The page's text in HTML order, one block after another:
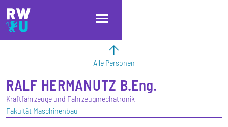
Direkt zum Inhalt
Direkt zur Hauptnavigation
Direkt zum Fußbereich
Alle Personen
RALF HERMANUTZ B.Eng.
Kraftfahrzeuge und Fahrzeugmechatronik
Fakultät Maschinenbau